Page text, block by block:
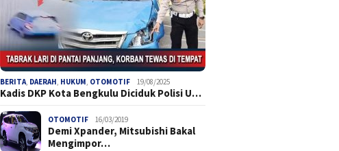
BERITA DAERAH HUKUM OTOMOTIF 19/08/2025
Kadis DKP Kota Bengkulu Diciduk Polisi U…
OTOMOTIF 16/03/2019
Demi Xpander, Mitsubishi Bakal
Mengimpor…